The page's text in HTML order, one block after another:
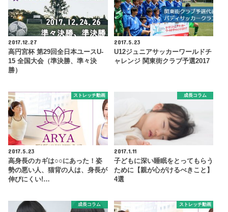
2017.12.27
高円宮杯 第29回全日本ユースU-
15 全国大会（準決勝、準々決
勝）
2017.5.23
U12ジュニアサッカーワールドチ
ャレンジ 関東街クラブ予選2017
ストレッチ動画
2017.5.23
高身長のカギは○○にあった！姿
勢の悪い人、猫背の人は、身長が
伸びにくい!…
成長コラム
2017.1.11
子どもに深い睡眠をとってもらう
ために【親が心がけるべきこと】
4選
成長コラム ストレッチ動画